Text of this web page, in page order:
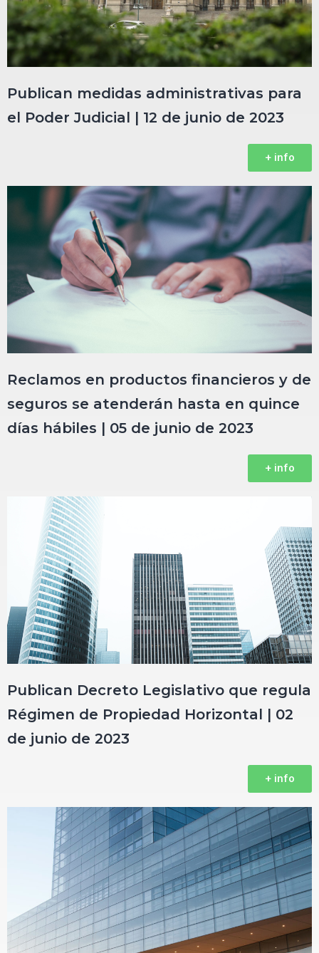
Publican medidas administrativas para
el Poder Judicial | 12 de junio de 2023‎‎‎‎‎‎‎‎ㅤ‎‎‎‎‎‎‎‎ㅤ‎‎‎‎‎‎‎‎ㅤ‎‎‎‎‎‎‎‎ㅤ‎‎‎‎‎‎‎‎ㅤ‎‎‎‎‎‎‎‎ㅤ‎‎‎‎‎‎‎‎ㅤ‎‎‎‎‎‎‎‎ㅤ‎‎‎‎‎‎‎‎ㅤ‎‎‎‎‎‎‎‎ㅤ
+ info
Reclamos en productos financieros y de
seguros se atenderán hasta en quince
días hábiles | 05 de junio de 2023
+ info
Publican Decreto Legislativo que regula
Régimen de Propiedad Horizontal | 02
de junio de 2023
+ info